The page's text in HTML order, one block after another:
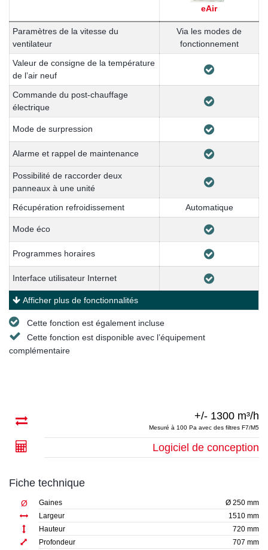
eAir
Paramètres de la vitesse du
ventilateur
Via les modes de
fonctionnement
Valeur de consigne de la température
de l’air neuf
Commande du post-chauffage
électrique
Mode de surpression
Alarme et rappel de maintenance
Possibilité de raccorder deux
panneaux à une unité
Récupération refroidissement
Automatique
Mode éco
Programmes horaires
Interface utilisateur Internet
Afficher plus de fonctionnalités
Cette fonction est également incluse
Cette fonction est disponible avec l’équipement
complémentaire
+/- 1300 m³/h
Mesuré à 100 Pa avec des filtres F7/M5
Logiciel de conception
Fiche technique
Ø Gaines
Ø 250 mm
Largeur
1510 mm
Hauteur
720 mm
Profondeur
707 mm